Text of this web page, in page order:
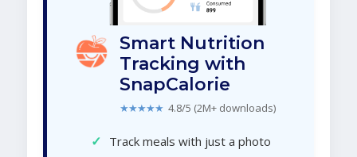
Smart Nutrition
Tracking with
SnapCalorie
★★★★★ 4.8/5 (2M+ downloads)
✓ Track meals with just a photo